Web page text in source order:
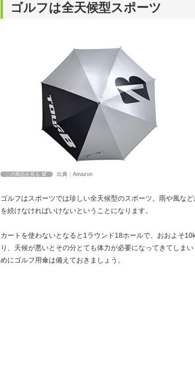
ゴルフは全天候型スポーツ
この商品を見る 出典：Amazon
ゴルフはスポーツでは珍しい全天候型のスポーツ。雨や風な
を続けなければいけないということになります。
カートを使わないとなると1ラウンド18ホールで、おおよそ
り、天候が悪いとその分とても体力が必要になってきてしま
めにゴルフ用傘は備えておきましょう。